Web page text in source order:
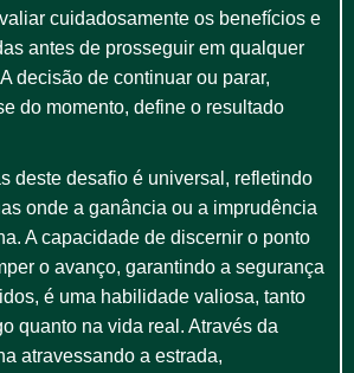
cuidadosamente os benefícios e
antes de prosseguir em qualquer
decisão de continuar ou parar,
do momento, define o resultado
deste desafio é universal, refletindo
onde a ganância ou a imprudência
A capacidade de discernir o ponto
o avanço, garantindo a segurança
é uma habilidade valiosa, tanto
quanto na vida real. Através da
atravessando a estrada,